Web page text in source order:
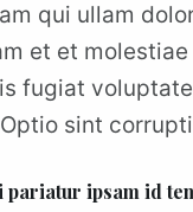
qui ullam
et et
fugiat
sint
pariatur ipsam id